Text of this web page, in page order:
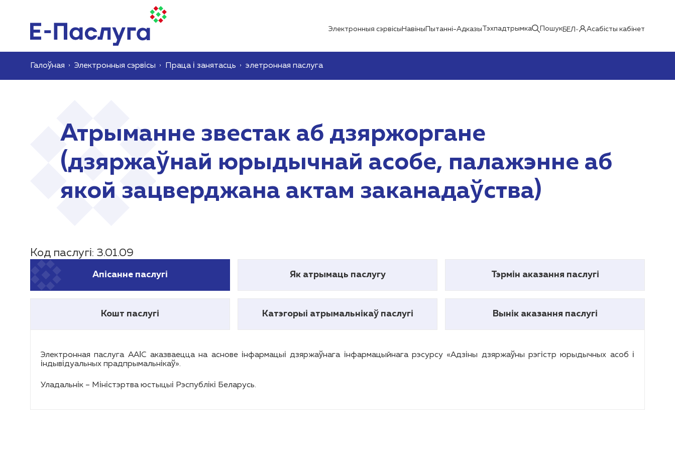
Электронныя сэрвісы Навіны Пытанні-Адказы Тэхпадтрымка ПошукБЕЛ Асабісты кабінет
Галоўная Электронныя сэрвісы Праца і занятасць элетронная паслуга
Атрыманне звестак аб дзяржоргане
(дзяржаўнай юрыдычнай асобе, палажэнне аб
якой зацверджана актам заканадаўства)
Код паслугі: 3.01.09
Апісанне паслугі Як атрымаць паслугу Тэрмін аказання паслугі
Кошт паслугі Катэгорыі атрымальнікаў паслугі Вынік аказання паслугі
Электронная паслуга ААІС аказваецца на аснове інфармацыі дзяржаўнага інфармацыйнага рэсурсу «Адзіны дзяржаўны рэгістр юрыдычных асоб і
індывідуальных прадпрымальнікаў».
Уладальнік – Міністэртва юстыцыі Рэспублікі Беларусь.